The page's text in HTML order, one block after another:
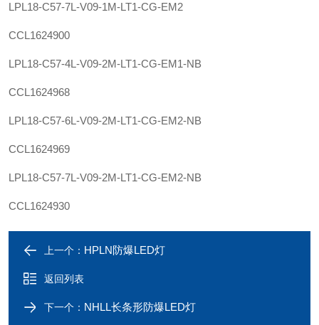
LPL18-C57-7L-V09-1M-LT1-CG-EM2
CCL1624900
LPL18-C57-4L-V09-2M-LT1-CG-EM1-NB
CCL1624968
LPL18-C57-6L-V09-2M-LT1-CG-EM2-NB
CCL1624969
LPL18-C57-7L-V09-2M-LT1-CG-EM2-NB
CCL1624930
上一个： HPLN防爆LED灯
返回列表
下一个： NHLL长条形防爆LED灯